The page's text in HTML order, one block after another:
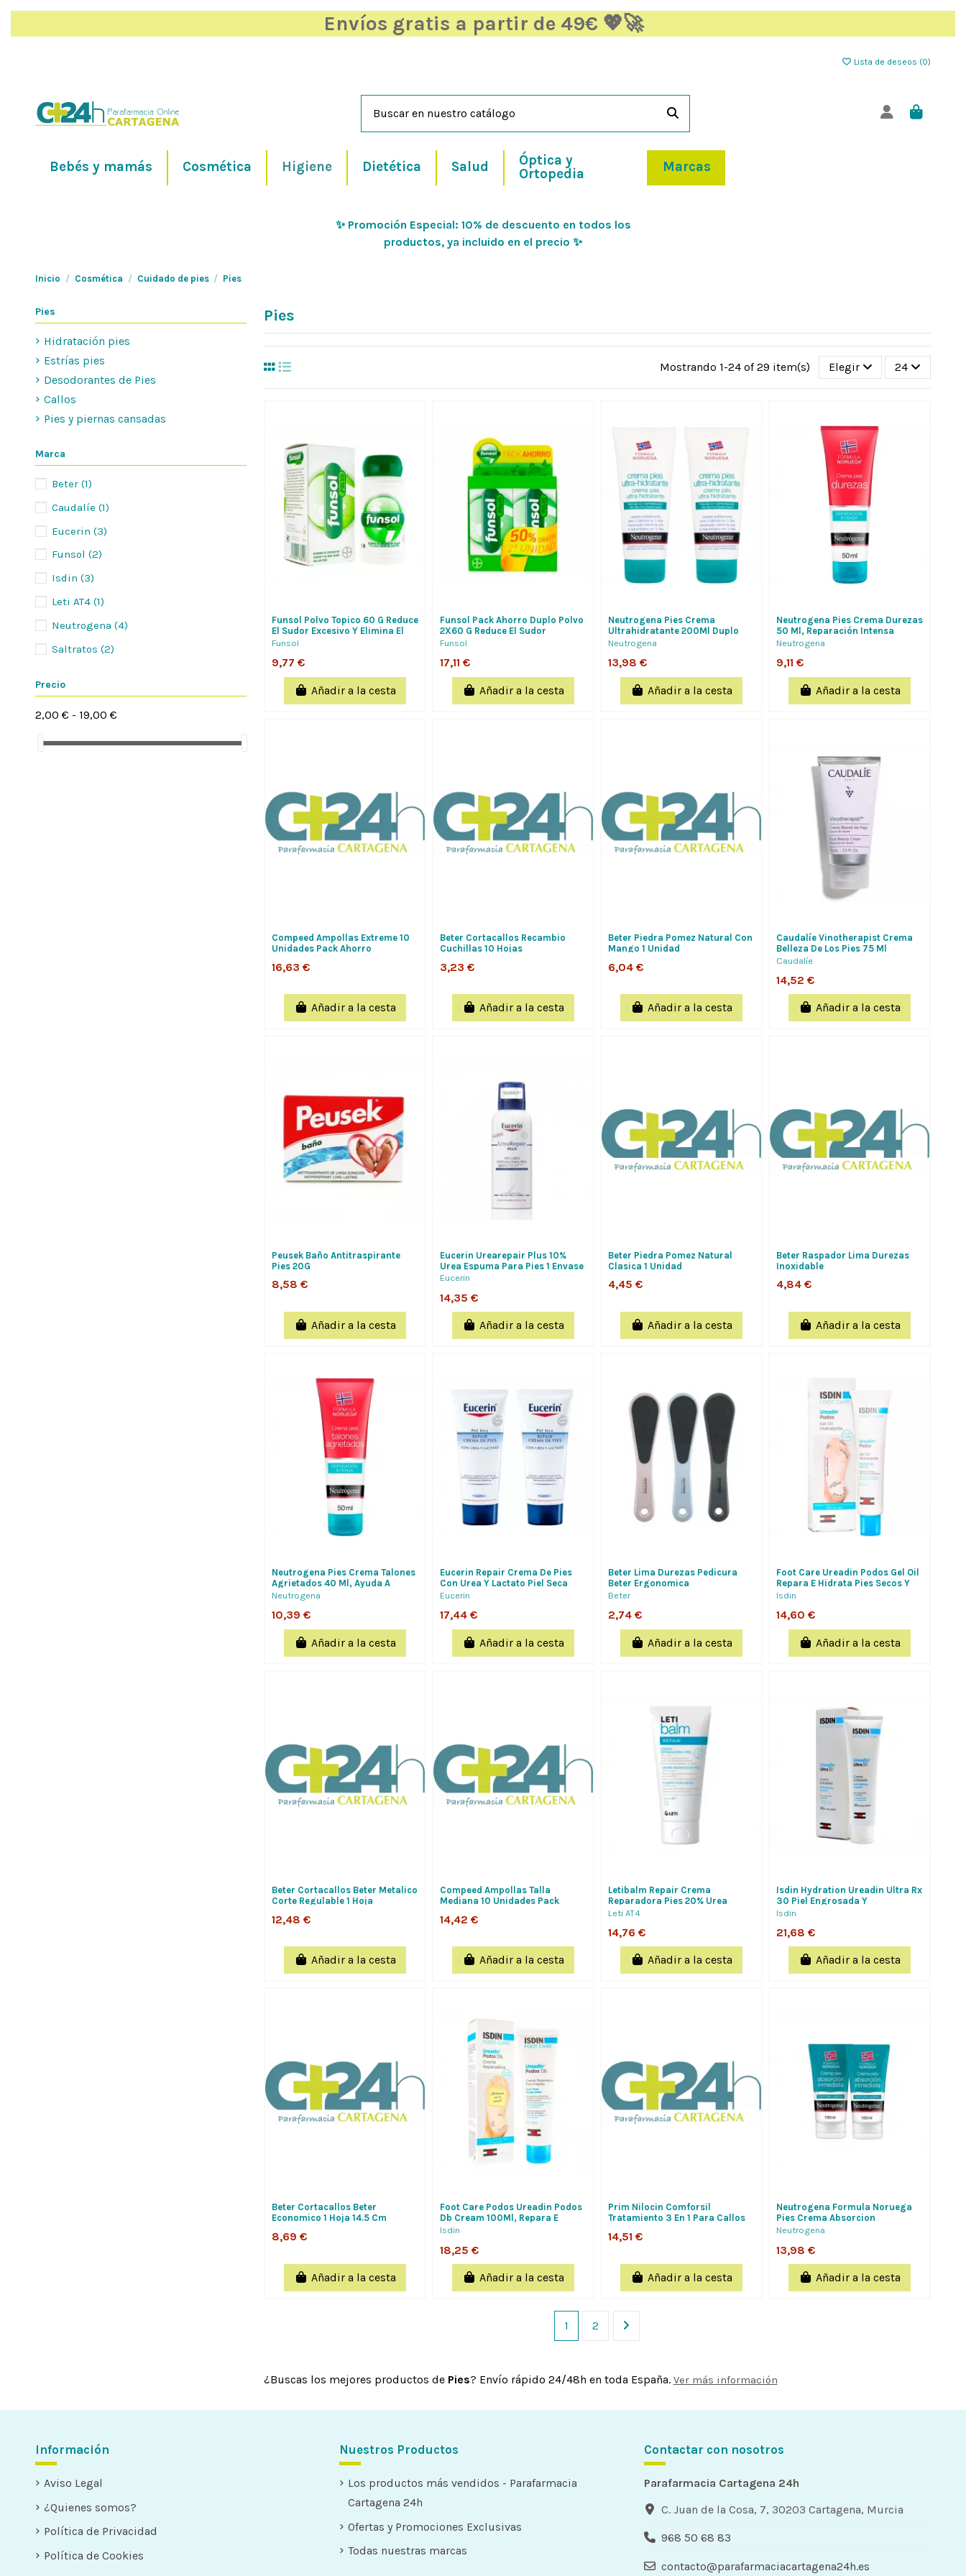
Envíos gratis a partir de 49€ 💖🚀
Lista de deseos (0)
Bebés y mamás Cosmética Higiene Dietética Salud
Óptica y
Ortopedia
Marcas
✨ Promoción Especial: 10% de descuento en todos los
productos, ya incluido en el precio ✨
Inicio Cosmética Cuidado de pies Pies
Pies
Mostrando 1-24 of 29 item(s) Elegir 24
Funsol Polvo Topico 60 G Reduce
El Sudor Excesivo Y Elimina El
Mal Olor De Los Pies
Funsol
9,77 €
Añadir a la cesta
Funsol Pack Ahorro Duplo Polvo
2X60 G Reduce El Sudor
Excesivo Y Elimina El Mal Olor
Funsol
17,11 €
Añadir a la cesta
Neutrogena Pies Crema
Ultrahidratante 200Ml Duplo
2X100Ml,
Neutrogena
13,98 €
Añadir a la cesta
Neutrogena Pies Crema Durezas
50 Ml, Reparación Intensa
Reduce Durezas E Hidrata...
Neutrogena
9,11 €
Añadir a la cesta
Compeed Ampollas Extreme 10
Unidades Pack Ahorro
16,63 €
Añadir a la cesta
Beter Cortacallos Recambio
Cuchillas 10 Hojas
3,23 €
Añadir a la cesta
Beter Piedra Pomez Natural Con
Mango 1 Unidad
6,04 €
Añadir a la cesta
Caudalíe Vinotherapist Crema
Belleza De Los Pies 75 Ml
Caudalíe
14,52 €
Añadir a la cesta
Peusek Baño Antitraspirante
Pies 20G
8,58 €
Añadir a la cesta
Eucerin Urearepair Plus 10%
Urea Espuma Para Pies 1 Envase
150 Ml
Eucerin
14,35 €
Añadir a la cesta
Beter Piedra Pomez Natural
Clasica 1 Unidad
4,45 €
Añadir a la cesta
Beter Raspador Lima Durezas
Inoxidable
4,84 €
Añadir a la cesta
Neutrogena Pies Crema Talones
Agrietados 40 Ml, Ayuda A
Reparar Los Talones Agrietados
Neutrogena
10,39 €
Añadir a la cesta
Eucerin Repair Crema De Pies
Con Urea Y Lactato Piel Seca
Duplo 2X100 Ml Formato Ahorro
Eucerin
17,44 €
Añadir a la cesta
Beter Lima Durezas Pedicura
Beter Ergonomica
Beter
2,74 €
Añadir a la cesta
Foot Care Ureadin Podos Gel Oil
Repara E Hidrata Pies Secos Y
Agrietados 75 Ml
Isdin
14,60 €
Añadir a la cesta
Beter Cortacallos Beter Metalico
Corte Regulable 1 Hoja
12,48 €
Añadir a la cesta
Compeed Ampollas Talla
Mediana 10 Unidades Pack
14,42 €
Añadir a la cesta
Letibalm Repair Crema
Reparadora Pies 20% Urea
Talones Agrietados 100 Ml
Leti AT4
14,76 €
Añadir a la cesta
Isdin Hydration Ureadin Ultra Rx
30 Piel Engrosada Y
Callosidades 100Ml
Isdin
21,68 €
Añadir a la cesta
Beter Cortacallos Beter
Economico 1 Hoja 14.5 Cm
8,69 €
Añadir a la cesta
Foot Care Podos Ureadin Podos
Db Cream 100Ml, Repara E
Hidrata Los Pies Del Diabéticos
Isdin
18,25 €
Añadir a la cesta
Prim Nilocin Comforsil
Tratamiento 3 En 1 Para Callos
14,51 €
Añadir a la cesta
Neutrogena Formula Noruega
Pies Crema Absorcion
Inmediata 2 Tubos 100 Ml Duplo
Neutrogena
13,98 €
Añadir a la cesta
1 2
¿Buscas los mejores productos de Pies? Envío rápido 24/48h en toda España. Ver más información
Pies
Hidratación pies
Estrías pies
Desodorantes de Pies
Callos
Pies y piernas cansadas
Marca
Beter (1)
Caudalíe (1)
Eucerin (3)
Funsol (2)
Isdin (3)
Leti AT4 (1)
Neutrogena (4)
Saltratos (2)
Precio
2,00 € - 19,00 €
Información
Aviso Legal
¿Quienes somos?
Política de Privacidad
Política de Cookies
Nuestros Productos
Los productos más vendidos - Parafarmacia
Cartagena 24h
Ofertas y Promociones Exclusivas
Todas nuestras marcas
Contactar con nosotros
Parafarmacia Cartagena 24h
C. Juan de la Cosa, 7, 30203 Cartagena, Murcia
968 50 68 83
contacto@parafarmaciacartagena24h.es